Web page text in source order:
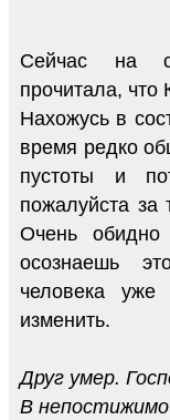
Сейчас на
прочитала,
Нахожусь в
время редко
пустоты и
пожалуйста
Очень
осознаешь
человека
изменить.
Друг умер.
В